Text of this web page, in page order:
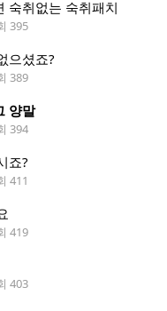
숙취없는 숙취패치
395
으셨죠?
389
양말
394
죠?
411
419
403